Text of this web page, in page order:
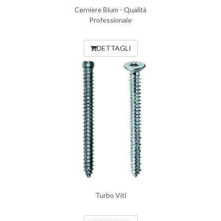
Cerniere Blum - Qualità
Professionale
DETTAGLI
Turbo Viti